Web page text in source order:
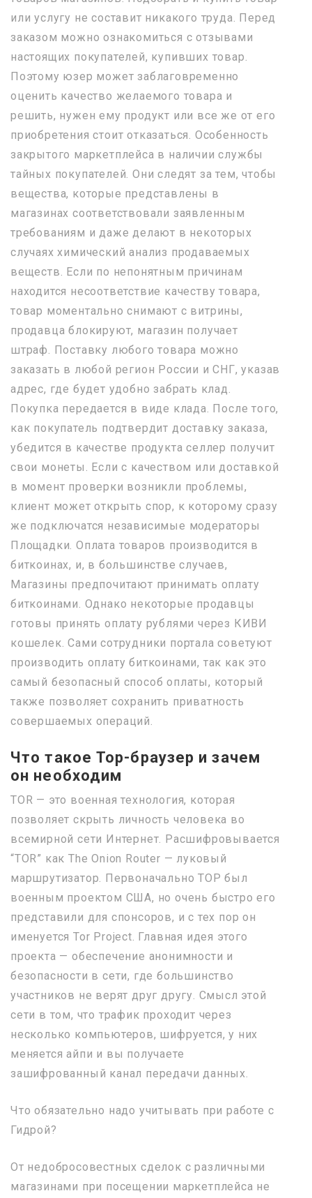
или услугу не составит никакого труда. Перед
заказом можно ознакомиться с отзывами
настоящих покупателей, купивших товар.
Поэтому юзер может заблаговременно
оценить качество желаемого товара и
решить, нужен ему продукт или все же от его
приобретения стоит отказаться. Особенность
закрытого маркетплейса в наличии службы
тайных покупателей. Они следят за тем, чтобы
вещества, которые представлены в
магазинах соответствовали заявленным
требованиям и даже делают в некоторых
случаях химический анализ продаваемых
веществ. Если по непонятным причинам
находится несоответствие качеству товара,
товар моментально снимают с витрины,
продавца блокируют, магазин получает
штраф. Поставку любого товара можно
заказать в любой регион России и СНГ, указав
адрес, где будет удобно забрать клад.
Покупка передается в виде клада. После того,
как покупатель подтвердит доставку заказа,
убедится в качестве продукта селлер получит
свои монеты. Если с качеством или доставкой
в момент проверки возникли проблемы,
клиент может открыть спор, к которому сразу
же подключатся независимые модераторы
Площадки. Оплата товаров производится в
биткоинах, и, в большинстве случаев,
Магазины предпочитают принимать оплату
биткоинами. Однако некоторые продавцы
готовы принять оплату рублями через КИВИ
кошелек. Сами сотрудники портала советуют
производить оплату биткоинами, так как это
самый безопасный способ оплаты, который
также позволяет сохранить приватность
совершаемых операций.
Что такое Тор-браузер и зачем
он необходим
TOR — это военная технология, которая
позволяет скрыть личность человека во
всемирной сети Интернет. Расшифровывается
“TOR” как The Onion Router — луковый
маршрутизатор. Первоначально ТОР был
военным проектом США, но очень быстро его
представили для спонсоров, и с тех пор он
именуется Tor Project. Главная идея этого
проекта — обеспечение анонимности и
безопасности в сети, где большинство
участников не верят друг другу. Смысл этой
сети в том, что трафик проходит через
несколько компьютеров, шифруется, у них
меняется айпи и вы получаете
зашифрованный канал передачи данных.
Что обязательно надо учитывать при работе с
Гидрой?
От недобросовестных сделок с различными
магазинами при посещении маркетплейса не